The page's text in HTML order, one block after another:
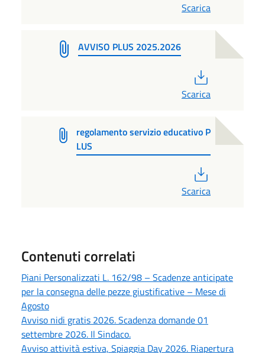
Scarica
AVVISO PLUS 2025.2026
Scarica
regolamento servizio educativo P
LUS
Scarica
Contenuti correlati
Piani Personalizzati L. 162/98 – Scadenze anticipate
per la consegna delle pezze giustificative – Mese di
Agosto
Avviso nidi gratis 2026. Scadenza domande 01
settembre 2026. Il Sindaco.
Avviso attività estiva, Spiaggia Day 2026. Riapertura